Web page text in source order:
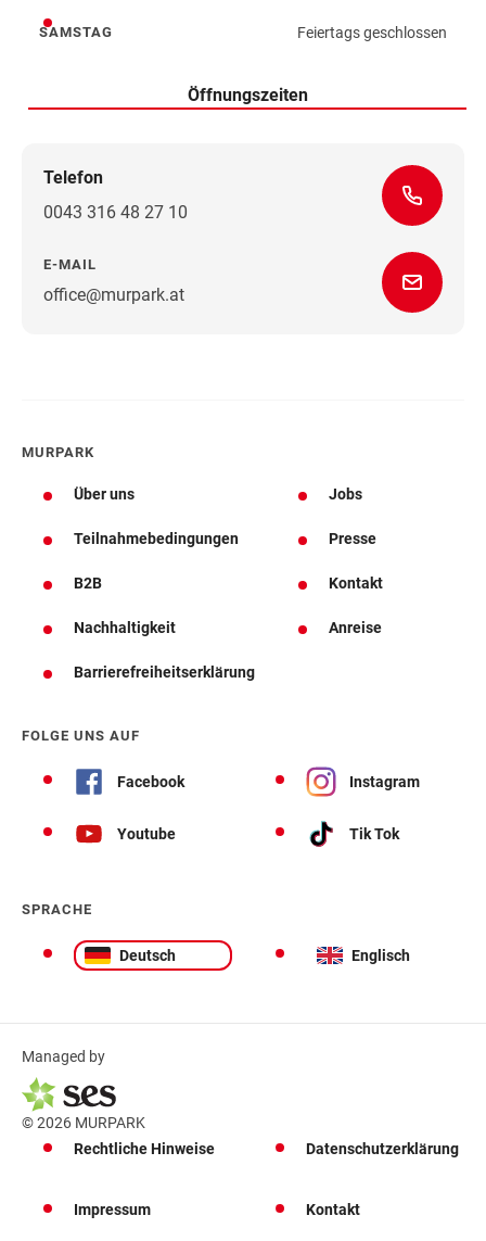
Samstag
SAMSTAG Feiertags geschlossen
Öffnungszeiten
Telefon
0043 316 48 27 10
E-MAIL
office@murpark.at
MURPARK
Über uns Jobs
Teilnahmebedingungen Presse
B2B Kontakt
Nachhaltigkeit Anreise
Barrierefreiheitserklärung
FOLGE UNS AUF
Facebook Instagram
Youtube Tik Tok
SPRACHE
Deutsch Englisch
Managed by
© 2026 MURPARK
Rechtliche Hinweise
Datenschutzerklärung
Impressum Kontakt